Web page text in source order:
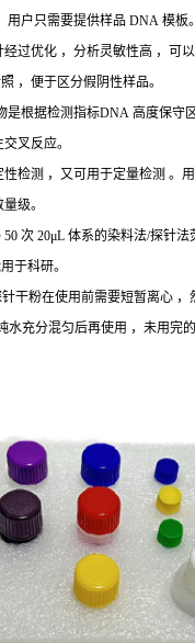
户只需要提供样品 DNA 模板。
过优化 ，分析灵敏性高 ，可以
，便于区分假阴性样品。
是根据检测指标DNA 高度保守
叉反应。
检测 ，又可用于定量检测 。
级。
次 20μL 体系的染料法/探针法
于科研。
干粉在使用前需要短暂离心 ，
水充分混匀后再使用 ，未用完